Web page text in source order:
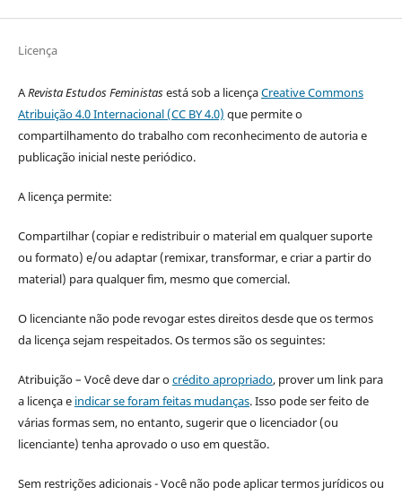
Licença
ARevista Estudos Feministasestá sob a licençaCreative Commons
Atribuição 4.0 Internacional (CC BY 4.0) que permite o
compartilhamento do trabalho com reconhecimento de autoria e
publicação inicial neste periódico.
A licença permite:
Compartilhar (copiar e redistribuir o material em qualquer suporte
ou formato) e/ou adaptar (remixar, transformar, e criar a partir do
material) para qualquer fim, mesmo que comercial.
O licenciante não pode revogar estes direitos desde que os termos
da licença sejam respeitados. Os termos são os seguintes:
Atribuição – Você deve dar ocrédito apropriado, prover um link para
a licença e indicar se foram feitas mudanças. Isso pode ser feito de
várias formas sem, no entanto, sugerir que o licenciador (ou
licenciante) tenha aprovado o uso em questão.
Sem restrições adicionais - Você não pode aplicar termos jurídicos ou